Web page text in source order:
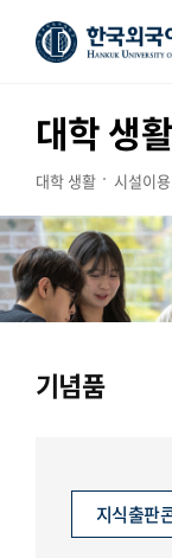
대학 생활
대학 생활 시설이용
기념품
지식출판